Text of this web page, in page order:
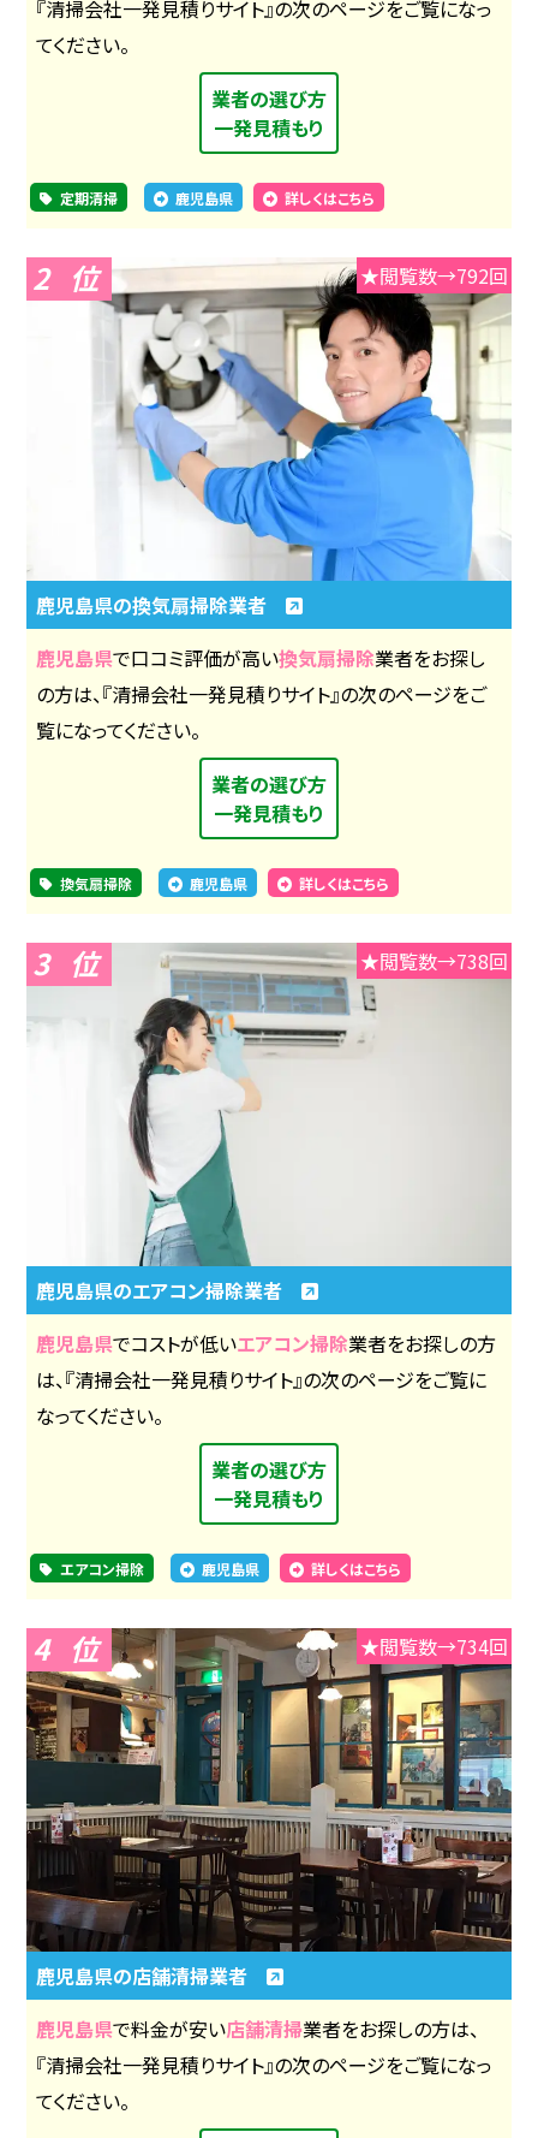
『清掃会社一発見積りサイト』の次のページをご覧になっ
てください。
業者の選び方
一発見積もり
定期清掃 鹿児島県 詳しくはこちら
2 ★閲覧数→792回
鹿児島県の換気扇掃除業者
鹿児島県で口コミ評価が高い換気扇掃除業者をお探し
の方は、『清掃会社一発見積りサイト』の次のページをご
覧になってください。
業者の選び方
一発見積もり
換気扇掃除 鹿児島県 詳しくはこちら
3 ★閲覧数→738回
鹿児島県のエアコン掃除業者
鹿児島県でコストが低いエアコン掃除業者をお探しの方
は、『清掃会社一発見積りサイト』の次のページをご覧に
なってください。
業者の選び方
一発見積もり
エアコン掃除 鹿児島県 詳しくはこちら
4 ★閲覧数→734回
鹿児島県の店舗清掃業者
鹿児島県で料金が安い店舗清掃業者をお探しの方は、
『清掃会社一発見積りサイト』の次のページをご覧になっ
てください。